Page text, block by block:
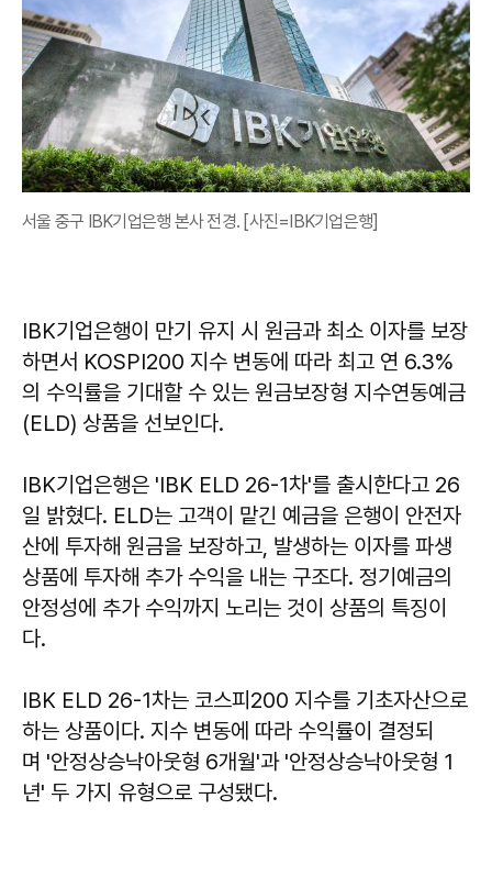
서울 중구 IBK기업은행 본사 전경. [사진=IBK기업은행]
IBK기업은행이 만기 유지 시 원금과 최소 이자를 보장
하면서 KOSPI200 지수 변동에 따라 최고 연 6.3%
의 수익률을 기대할 수 있는 원금보장형 지수연동예금
(ELD) 상품을 선보인다.
IBK기업은행은 'IBK ELD 26-1차'를 출시한다고 26
일 밝혔다. ELD는 고객이 맡긴 예금을 은행이 안전자
산에 투자해 원금을 보장하고, 발생하는 이자를 파생
상품에 투자해 추가 수익을 내는 구조다. 정기예금의
안정성에 추가 수익까지 노리는 것이 상품의 특징이
다.
IBK ELD 26-1차는 코스피200 지수를 기초자산으로
하는 상품이다. 지수 변동에 따라 수익률이 결정되
며 '안정상승낙아웃형 6개월'과 '안정상승낙아웃형 1
년' 두 가지 유형으로 구성됐다.